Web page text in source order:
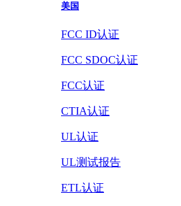
美国
FCC ID认证
FCC SDOC认证
FCC认证
CTIA认证
UL认证
UL测试报告
ETL认证